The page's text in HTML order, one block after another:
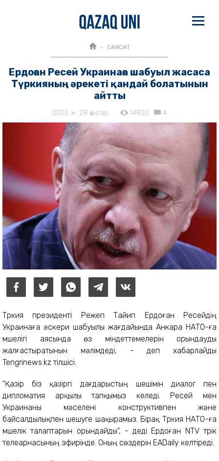
САЯСАТ
Ердоған Ресей Украинаға шабуыл жасаса
Түркияның әрекеті қандай болатынын
айтты
2022 ж. 28 қаңтар 14820 4
Түркия президенті Режеп Тайип Ердоған Ресейдің
Украинаға әскери шабуылы жағдайында Анкара НАТО-ға
мүшелігі аясында өз міндеттемелерін орындауды
жалғастыратынын мәлімдеді, - деп хабарлайды
Tengrinews.kz тілшісі.
"Қазір біз қазіргі дағдарыстың шешімін диалог пен
дипломатия арқылы тапқымыз келеді. Ресей мен
Украинаны мәселені конструктивпен және
байсалдылықпен шешуге шақырамыз. Бірақ Түркия НАТО-ға
мүшелік талаптарын орындайды", - деді Ердоған NTV түрік
телеарнасының эфирінде. Оның сөздерін EADaily келтіреді.